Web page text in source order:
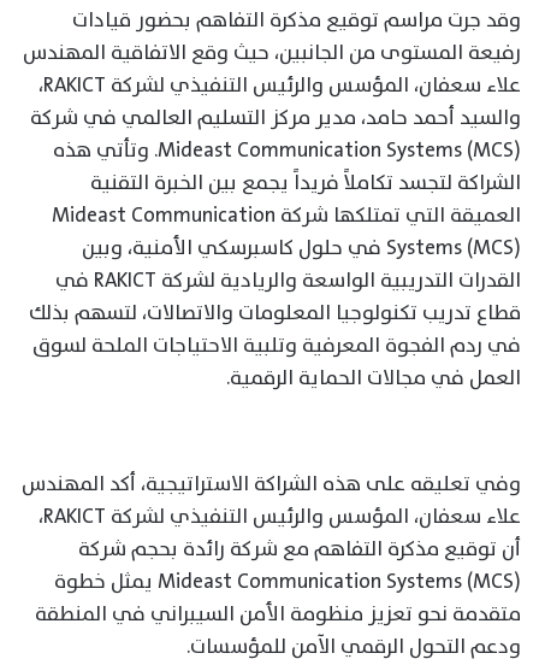
وقد جرت مراسم توقيع مذكرة التفاهم بحضور قيادات
رفيعة المستوى من الجانبين، حيث وقع الاتفاقية المهندس
علاء سعفان، المؤسس والرئيس التنفيذي لشركة RAKICT،
والسيد أحمد حامد، مدير مركز التسليم العالمي في شركة
Mideast Communication Systems (MCS). وتأتي هذه
الشراكة لتجسد تكاملاً فريداً يجمع بين الخبرة التقنية
العميقة التي تمتلكها شركة Mideast Communication
Systems (MCS) في حلول كاسبرسكي الأمنية، وبين
القدرات التدريبية الواسعة والريادية لشركة RAKICT في
قطاع تدريب تكنولوجيا المعلومات والاتصالات، لتسهم بذلك
في ردم الفجوة المعرفية وتلبية الاحتياجات الملحة لسوق
العمل في مجالات الحماية الرقمية.
وفي تعليقه على هذه الشراكة الاستراتيجية، أكد المهندس
علاء سعفان، المؤسس والرئيس التنفيذي لشركة RAKICT،
أن توقيع مذكرة التفاهم مع شركة رائدة بحجم شركة
Mideast Communication Systems (MCS) يمثل خطوة
متقدمة نحو تعزيز منظومة الأمن السيبراني في المنطقة
ودعم التحول الرقمي الآمن للمؤسسات.